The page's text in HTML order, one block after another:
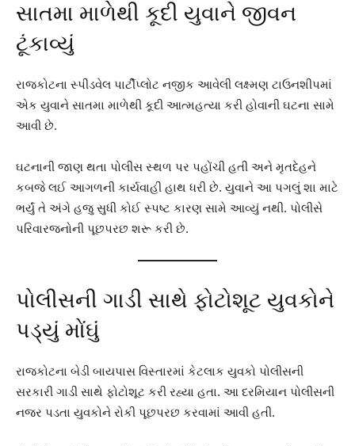
સાતમા માળેથી કૂદી યુવાને જીવન
ટૂંકાવ્યું
રાજકોટના સ્પીડવેલ પાર્ટીપ્લોટ નજીક આવેલી લક્ષ્મણ ટાઉનશીપમાં
એક યુવાને સાતમા માળેથી કૂદી આત્મહત્યા કરી હોવાની ઘટના સામે
આવી છે.
ઘટનાની જાણ થતા પોલીસ સ્થળ પર પહોંચી હતી અને મૃતદેહને
કબજે લઈ આગળની કાર્યવાહી હાથ ધરી છે. યુવાને આ પગલું શા માટે
ભર્યું તે અંગે હજુ સુધી કોઈ સ્પષ્ટ કારણ સામે આવ્યું નથી. પોલીસે
પરિવારજનોની પૂછપરછ શરૂ કરી છે.
પોલીસની ગાડી સાથે ફોટોશૂટ યુવકોને
પડ્યું મોંઘું
રાજકોટના બેડી બાયપાસ વિસ્તારમાં કેટલાક યુવકો પોલીસની
સરકારી ગાડી સાથે ફોટોશૂટ કરી રહ્યા હતા. આ દરમિયાન પોલીસની
નજર પડતા યુવકોને રોકી પૂછપરછ કરવામાં આવી હતી.